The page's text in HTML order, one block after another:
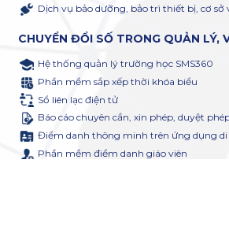
Dịch vụ bảo dưỡng, bảo trì thiết bị, cơ sở
CHUYỂN ĐỔI SỐ TRONG QUẢN LÝ,
Hệ thống quản lý trường học SMS360
Phần mềm sắp xếp thời khóa biểu
Sổ liên lạc điện tử
Báo cáo chuyên cần, xin phép, duyệt
Điểm danh thông minh trên ứng dụng
Phần mềm điểm danh giáo viên